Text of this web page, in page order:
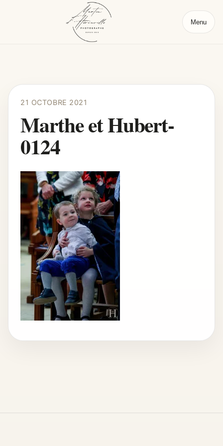
Menu
21 OCTOBRE 2021
Marthe et Hubert-
0124